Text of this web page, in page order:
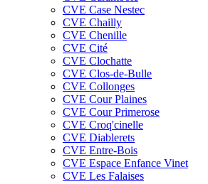
CVE Case Nestec
CVE Chailly
CVE Chenille
CVE Cité
CVE Clochatte
CVE Clos-de-Bulle
CVE Collonges
CVE Cour Plaines
CVE Cour Primerose
CVE Croq'cinelle
CVE Diablerets
CVE Entre-Bois
CVE Espace Enfance Vinet
CVE Les Falaises